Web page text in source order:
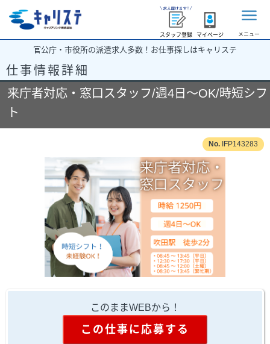
スタッフ登録 マイページ メニュー
官公庁・市役所の派遣求人多数！お仕事探しはキャリステ
仕事情報詳細
来庁者対応・窓口スタッフ/週4日～OK/時短シフ
ト
IFP143283
このままWEBから！
この仕事に応募する